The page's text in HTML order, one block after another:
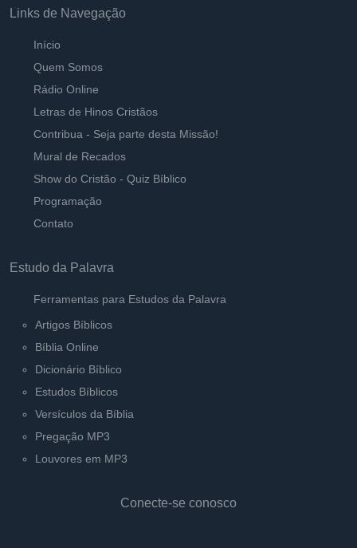
Links de Navegação
Início
Quem Somos
Rádio Online
Letras de Hinos Cristãos
Contribua - Seja parte desta Missão!
Mural de Recados
Show do Cristão - Quiz Bíblico
Programação
Contato
Estudo da Palavra
Ferramentas para Estudos da Palavra
Artigos Bíblicos
Bíblia Online
Dicionário Bíblico
Estudos Bíblicos
Versículos da Bíblia
Pregação MP3
Louvores em MP3
Conecte-se conosco